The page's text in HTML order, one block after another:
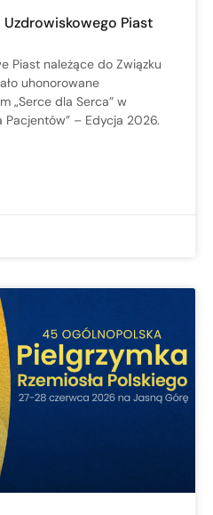
Piast
Piast należące do Związku
uhonorowane
„Serce dla Serca” w
Pacjentów” – Edycja 2026.